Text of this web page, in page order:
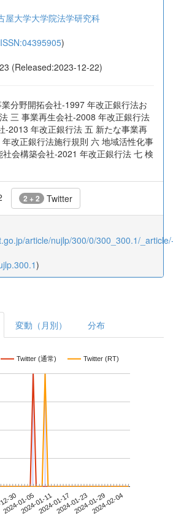
屋大学大学院法学研究科
ISSN:04395905)
(Released:2023-12-22)
分野開拓会社-1997 年改正銀行法お
三 事業再生会社-2008 年改正銀行法
-2013 年改正銀行法 五 新たな事業再
改正銀行法施行規則 六 地域活性化事
会構築会社-2021 年改正銀行法 七 検
2 + 2 Twitter
article/nujlp/300/0/300_300.1/
)
変動（月別） 分布
Twitter (通常) Twitter (RT)
30
2024-01-052024-01-112024-01-172024-01-232024-01-292024-02-04